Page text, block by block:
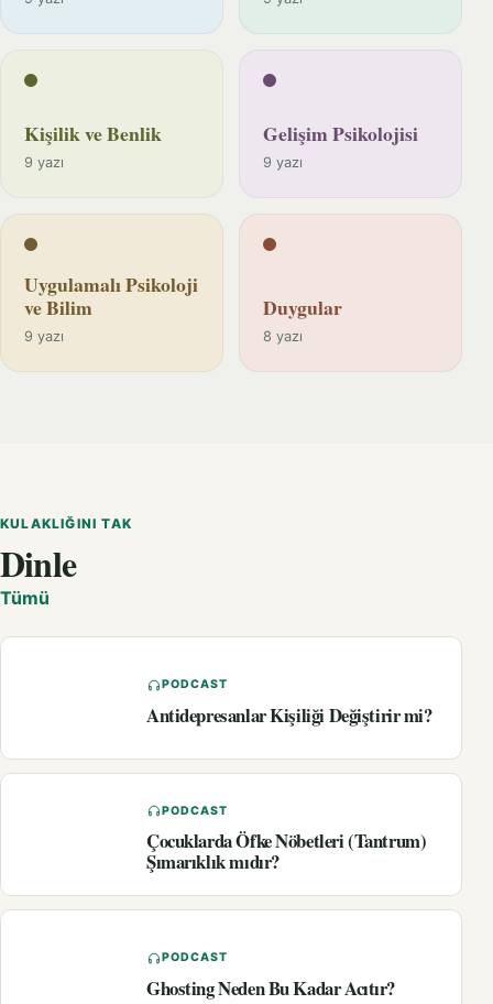
Kişilik ve Benlik
9 yazı
Gelişim Psikolojisi
9 yazı
Uygulamalı Psikoloji
ve Bilim
9 yazı
Duygular
8 yazı
KULAKLIĞINI TAK
Dinle
Tümü
PODCAST
Antidepresanlar Kişiliği Değiştirir mi?
PODCAST
Çocuklarda Öfke Nöbetleri (Tantrum)
Şımarıklık mıdır?
PODCAST
Ghosting Neden Bu Kadar Acıtır?